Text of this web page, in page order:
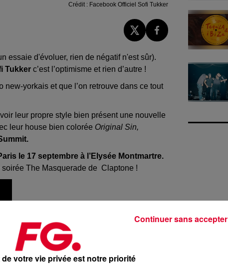
Crédit : Facebook Officiel Sofi Tukker
essaie d'évoluer, rien de négatif n'est sûr).
Tukker c’est l’optimisme et rien d’autre !
yorkais et que l’on retrouve dans ce tout
leur propre style bien présent une nouvelle
leur house bien colorée Original Sin,
le 17 septembre à l’Elysée Montmartre.
The Masquerade de Claptone !
votre vie privée est notre priorité
Continuer sans accepter